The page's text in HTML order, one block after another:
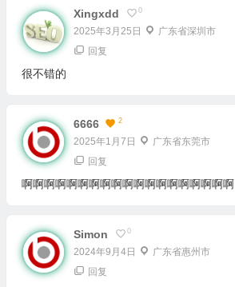
Xingxdd 0
2025年3月25日 广东省深圳市
回复
很不错的
6666 2
2025年1月7日 广东省东莞市
回复
啊啊啊啊啊啊啊啊啊啊啊啊啊啊啊啊啊啊啊
Simon 0
2024年9月4日 广东省惠州市
回复